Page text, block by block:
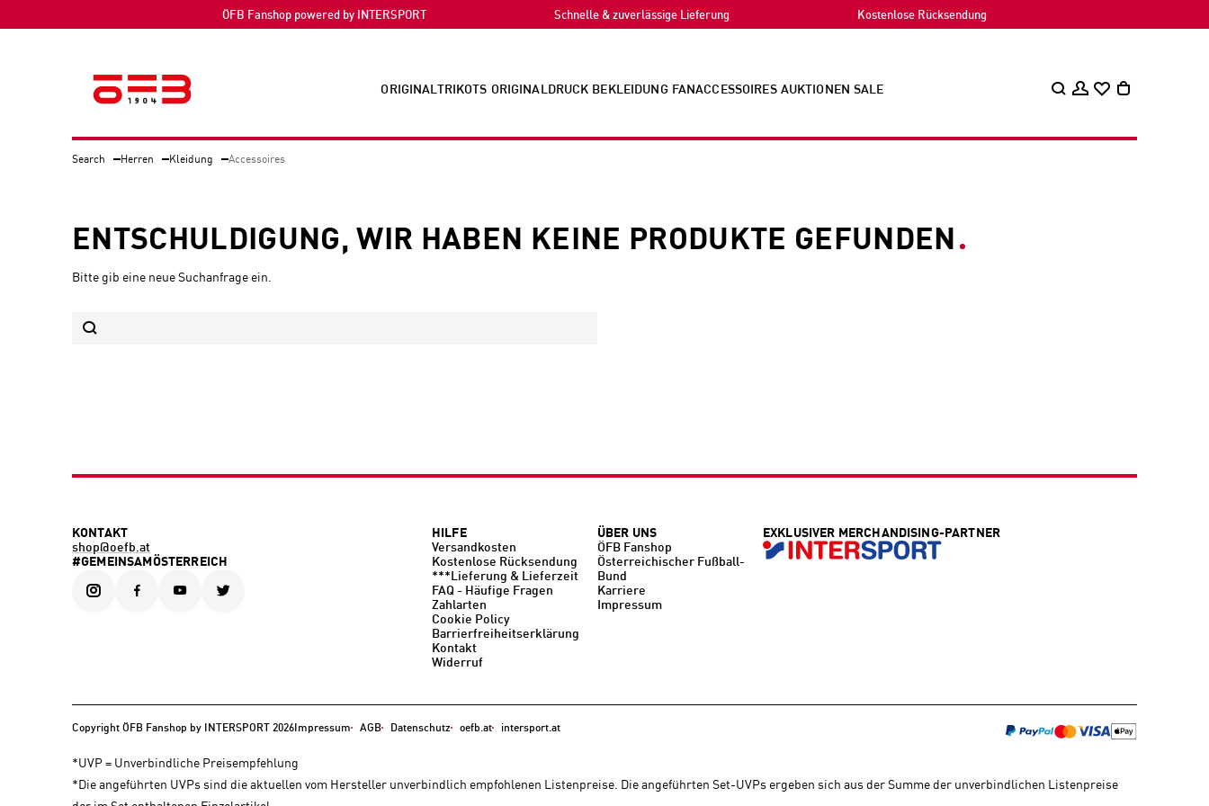
ÖFB Fanshop powered by INTERSPORT Schnelle & zuverlässige Lieferung Kostenlose Rücksendung
ORIGINALTRIKOTS ORIGINALDRUCK BEKLEIDUNG FANACCESSOIRES AUKTIONEN SALE
Search Herren Kleidung Accessoires
ENTSCHULDIGUNG, WIR HABEN KEINE PRODUKTE GEFUNDEN
Bitte gib eine neue Suchanfrage ein.
KONTAKT
shop@oefb.at
#GEMEINSAMÖSTERREICH
HILFE
Versandkosten
Kostenlose Rücksendung
***Lieferung & Lieferzeit
FAQ - Häufige Fragen
Zahlarten
Cookie Policy
Barrierfreiheitserklärung
Kontakt
Widerruf
ÜBER UNS
ÖFB Fanshop
Österreichischer Fußball-
Bund
Karriere
Impressum
EXKLUSIVER MERCHANDISING-PARTNER
Copyright ÖFB Fanshop by INTERSPORT 2026 Impressum AGB Datenschutz oefb.at intersport.at
*UVP = Unverbindliche Preisempfehlung
*Die angeführten UVPs sind die aktuellen vom Hersteller unverbindlich empfohlenen Listenpreise. Die angeführten Set-UVPs ergeben sich aus der Summe der unverbindlichen Listenpreise